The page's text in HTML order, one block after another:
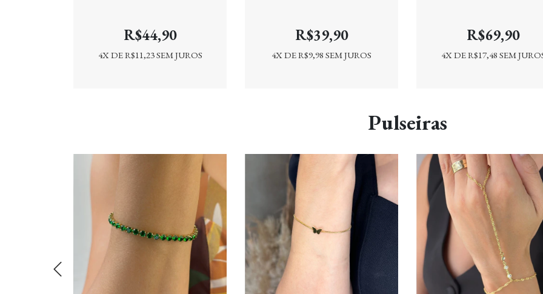
R$44,90
4X DER$11,23SEM JUROS
R$39,90
4X DER$9,98 SEM JUROS
R$69,90
4X DER$17,48 SEM
Pulseiras